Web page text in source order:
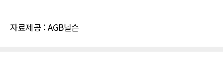
자료제공 : AGB닐슨